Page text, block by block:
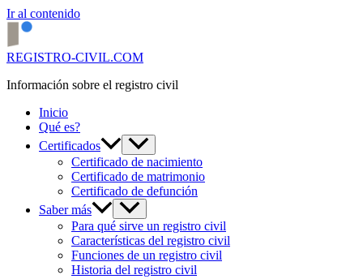
Ir al contenido
REGISTRO-CIVIL.COM
Información sobre el registro civil
Inicio
Qué es?
Certificados
Certificado de nacimiento
Certificado de matrimonio
Certificado de defunción
Saber más
Para qué sirve un registro civil
Características del registro civil
Funciones de un registro civil
Historia del registro civil